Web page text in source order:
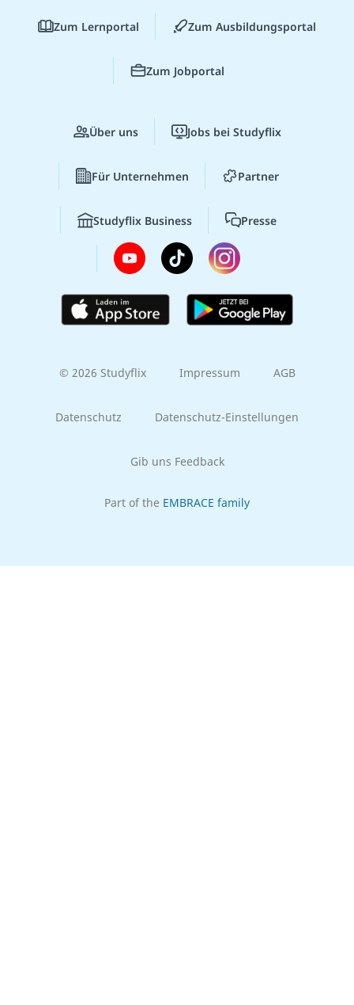
Zum Lernportal Zum Ausbildungsportal
Zum Jobportal
Über uns Jobs bei Studyflix
Für Unternehmen Partner
Studyflix Business Presse
© 2026 Studyflix Impressum AGB
Datenschutz Datenschutz-Einstellungen
Gib uns Feedback
Part of the EMBRACE family